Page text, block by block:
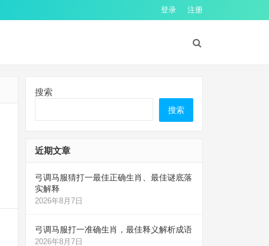
登录 注册
搜索
搜索
近期文章
弓调马服猜打一最佳正确生肖、最佳谜底落
实解释
2026年8月7日
弓调马服打一准确生肖，最佳释义解析成语
2026年8月7日